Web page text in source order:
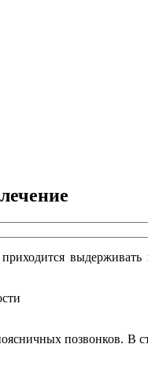
позвонков. В